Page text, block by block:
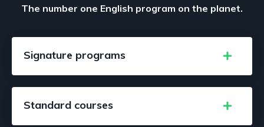
The number one English program on the planet.
Signature programs
Standard courses